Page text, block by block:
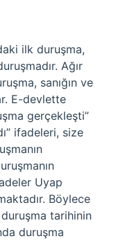
ilk duruşma,
Ağır
sanığın ve
E-devlette
gerçekleşti”
ifadeleri, size
Uyap
Böylece
tarihinin
duruşma